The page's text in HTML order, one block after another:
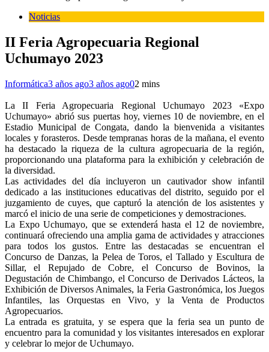
Noticias
II Feria Agropecuaria Regional
Uchumayo 2023
Informática3 años ago3 años ago02 mins
La II Feria Agropecuaria Regional Uchumayo 2023 «Expo
Uchumayo» abrió sus puertas hoy, viernes 10 de noviembre, en el
Estadio Municipal de Congata, dando la bienvenida a visitantes
locales y forasteros. Desde tempranas horas de la mañana, el evento
ha destacado la riqueza de la cultura agropecuaria de la región,
proporcionando una plataforma para la exhibición y celebración de
la diversidad.
Las actividades del día incluyeron un cautivador show infantil
dedicado a las instituciones educativas del distrito, seguido por el
juzgamiento de cuyes, que capturó la atención de los asistentes y
marcó el inicio de una serie de competiciones y demostraciones.
La Expo Uchumayo, que se extenderá hasta el 12 de noviembre,
continuará ofreciendo una amplia gama de actividades y atracciones
para todos los gustos. Entre las destacadas se encuentran el
Concurso de Danzas, la Pelea de Toros, el Tallado y Escultura de
Sillar, el Repujado de Cobre, el Concurso de Bovinos, la
Degustación de Chimbango, el Concurso de Derivados Lácteos, la
Exhibición de Diversos Animales, la Feria Gastronómica, los Juegos
Infantiles, las Orquestas en Vivo, y la Venta de Productos
Agropecuarios.
La entrada es gratuita, y se espera que la feria sea un punto de
encuentro para la comunidad y los visitantes interesados en explorar
y celebrar lo mejor de Uchumayo.